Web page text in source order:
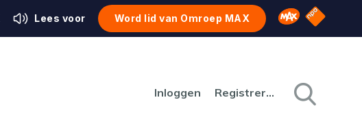
Lees voor Word lid van Omroep MAX Omroep MAX
NPO
Inloggen Registreren